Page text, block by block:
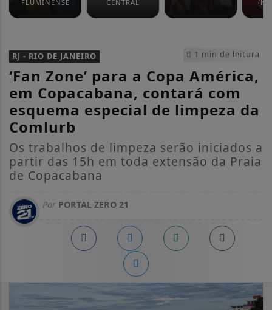
FLUMINENSE
CENTRAL
1 min de leitura
RJ - RIO DE JANEIRO
‘Fan Zone’ para a Copa América,
em Copacabana, contará com
esquema especial de limpeza da
Comlurb
Os trabalhos de limpeza serão iniciados a
partir das 15h em toda extensão da Praia
de Copacabana
Por PORTAL ZERO 21